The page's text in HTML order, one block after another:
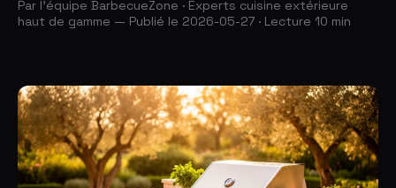
Par l'équipe BarbecueZone · Experts cuisine extérieure
haut de gamme — Publié le 2026-05-27 · Lecture 10 min